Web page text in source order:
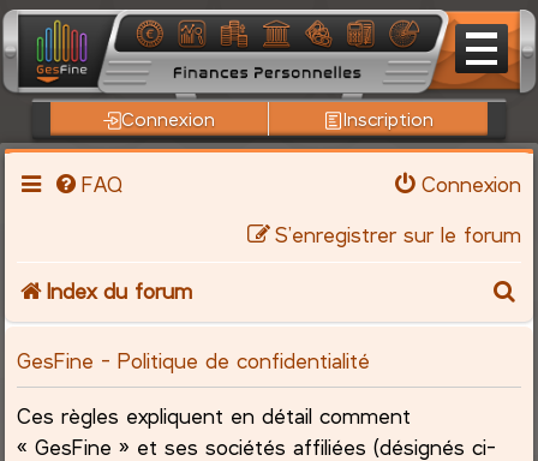
Connexion Inscription
FAQ
Connexion
S’enregistrer sur le forum
Index du forum
c
GesFine - Politique de confidentialité
Ces règles expliquent en détail comment
« GesFine » et ses sociétés affiliées (désignés ci-